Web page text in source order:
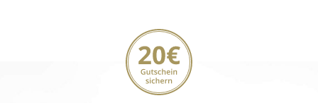
20€ Gutschein sichern